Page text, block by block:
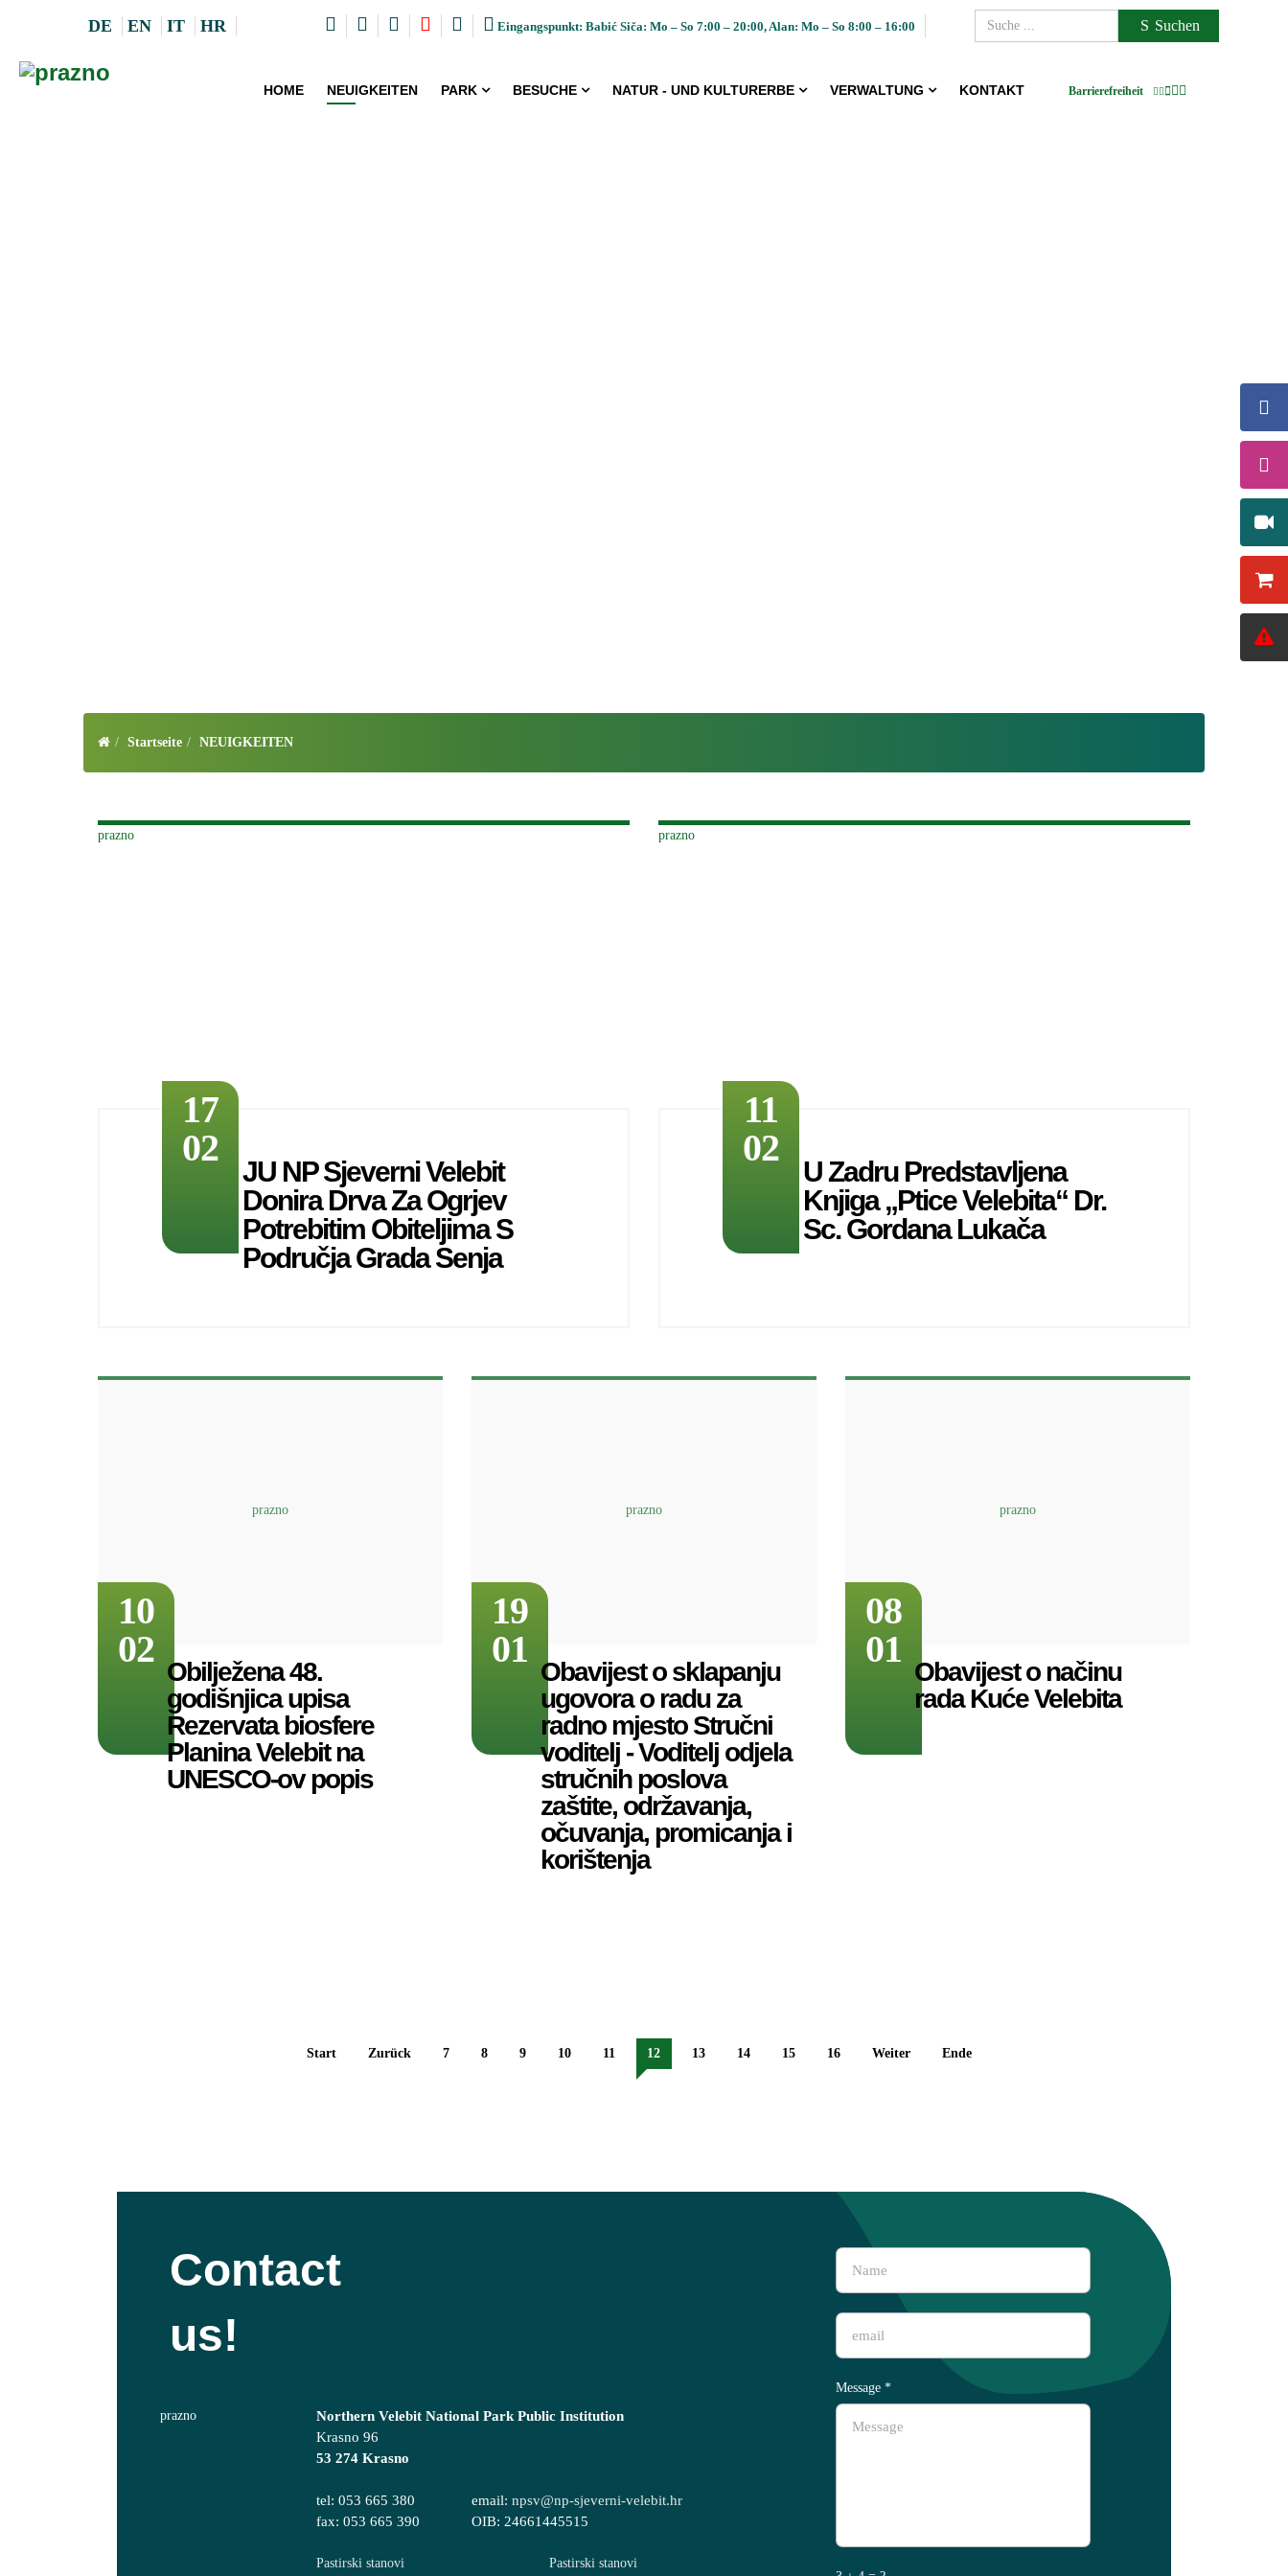
DE EN IT HR Eingangspunkt: Babić Siča: Mo – So 7:00 – 20:00, Alan: Mo – So 8:00 – 16:00 Suchen
HOME NEUIGKEITEN PARK BESUCHE NATUR - UND KULTURERBE VERWALTUNG KONTAKT Barrierefreiheit
Startseite NEUIGKEITEN
17
02
JU NP Sjeverni Velebit
Donira Drva Za Ogrjev
Potrebitim Obiteljima S
Područja Grada Senja
11
02
U Zadru Predstavljena
Knjiga „Ptice Velebita“ Dr.
Sc. Gordana Lukača
10
02
Obilježena 48.
godišnjica upisa
Rezervata biosfere
Planina Velebit na
UNESCO‑ov popis
19
01
Obavijest o sklapanju
ugovora o radu za
radno mjesto Stručni
voditelj - Voditelj odjela
stručnih poslova
zaštite, održavanja,
očuvanja, promicanja i
korištenja
08
01
Obavijest o načinu
rada Kuće Velebita
Start Zurück 7 8 9 10 11 12 13 14 15 16 Weiter Ende
Contact
us!
Northern Velebit National Park Public Institution
Krasno 96
53 274 Krasno
tel: 053 665 380
fax: 053 665 390
email: npsv@np-sjeverni-velebit.hr
OIB: 24661445515
Message*